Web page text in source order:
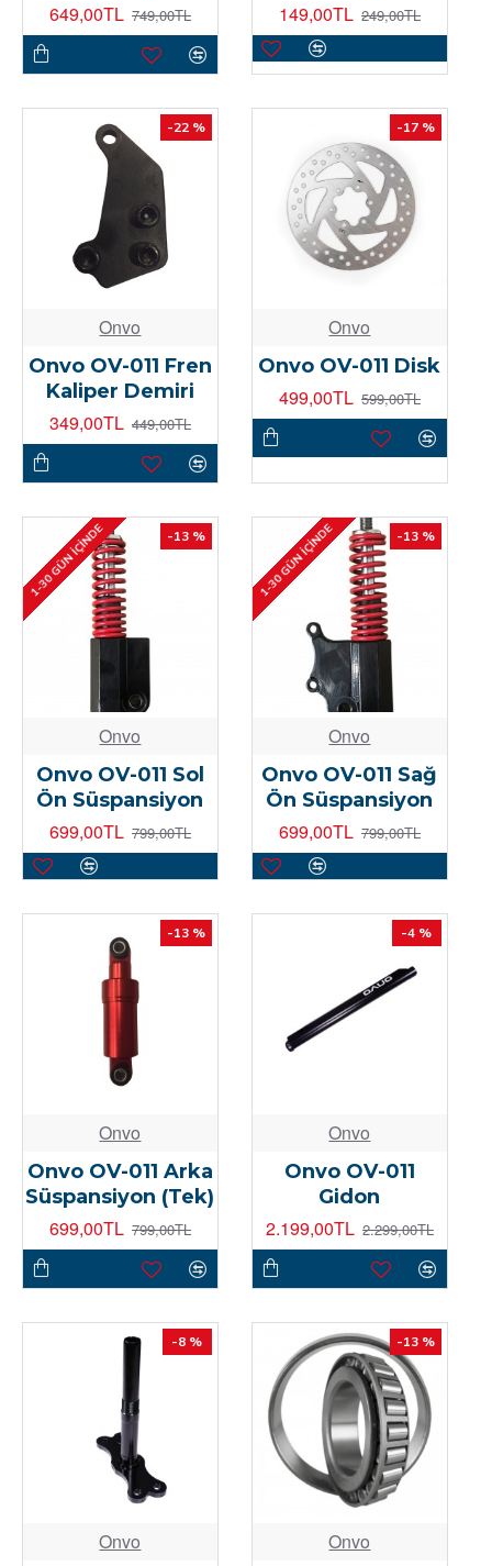
649,00TL 749,00TL 149,00TL 249,00TL
-22 %
Onvo
Onvo OV-011 Fren
Kaliper Demiri
349,00TL 449,00TL
-17 %
Onvo
Onvo OV-011 Disk
499,00TL 599,00TL
-13 %
1-30 GÜN İÇINDE
Onvo
Onvo OV-011 Sol
Ön Süspansiyon
699,00TL 799,00TL
-13 %
1-30 GÜN İÇINDE
Onvo
Onvo OV-011 Sağ
Ön Süspansiyon
699,00TL 799,00TL
-13 %
Onvo
Onvo OV-011 Arka
Süspansiyon (Tek)
699,00TL 799,00TL
-4 %
Onvo
Onvo OV-011
Gidon
2.199,00TL 2.299,00TL
-8 %
Onvo
-13 %
Onvo